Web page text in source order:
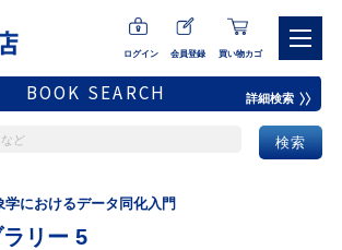
ログイン 会員登録 買い物カゴ
BOOK SEARCH 詳細検索
学におけるデータ同化入門
リー 5